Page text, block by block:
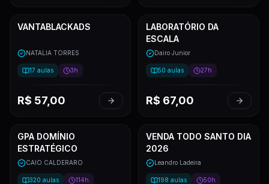
VANTABLACKADS
NATALIA TORRES
17 aulas 3h
R$ 57,00
LABORATÓRIO DA
ESCALA
Dairo Junior
50 aulas 27h
R$ 67,00
GPA DOMÍNIO
ESTRATÉGICO
CAIO CALDERARO
320 aulas 114h
VENDA TODO SANTO DIA
2026
Leandro Ladeira
198 aulas 50h